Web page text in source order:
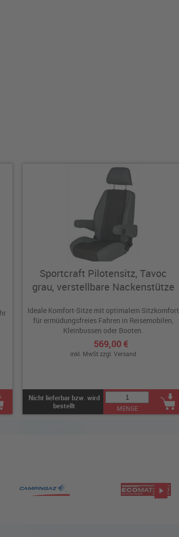
Sportcraft Pilotensitz, Tavoc
grau, verstellbare Nackenstütze
Ideale Komfort-Sitze mit optimalem Sitzkomfort
für ermüdungsfreies Fahren in Reisemobilen,
Kleinbussen oder Booten.
569,00 €
inkl. MwSt zzgl. Versand
Nicht lieferbar bzw. wird
bestellt
MENGE